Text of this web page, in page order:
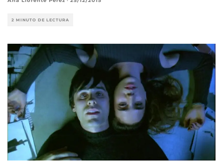
2 MINUTO DE LECTURA